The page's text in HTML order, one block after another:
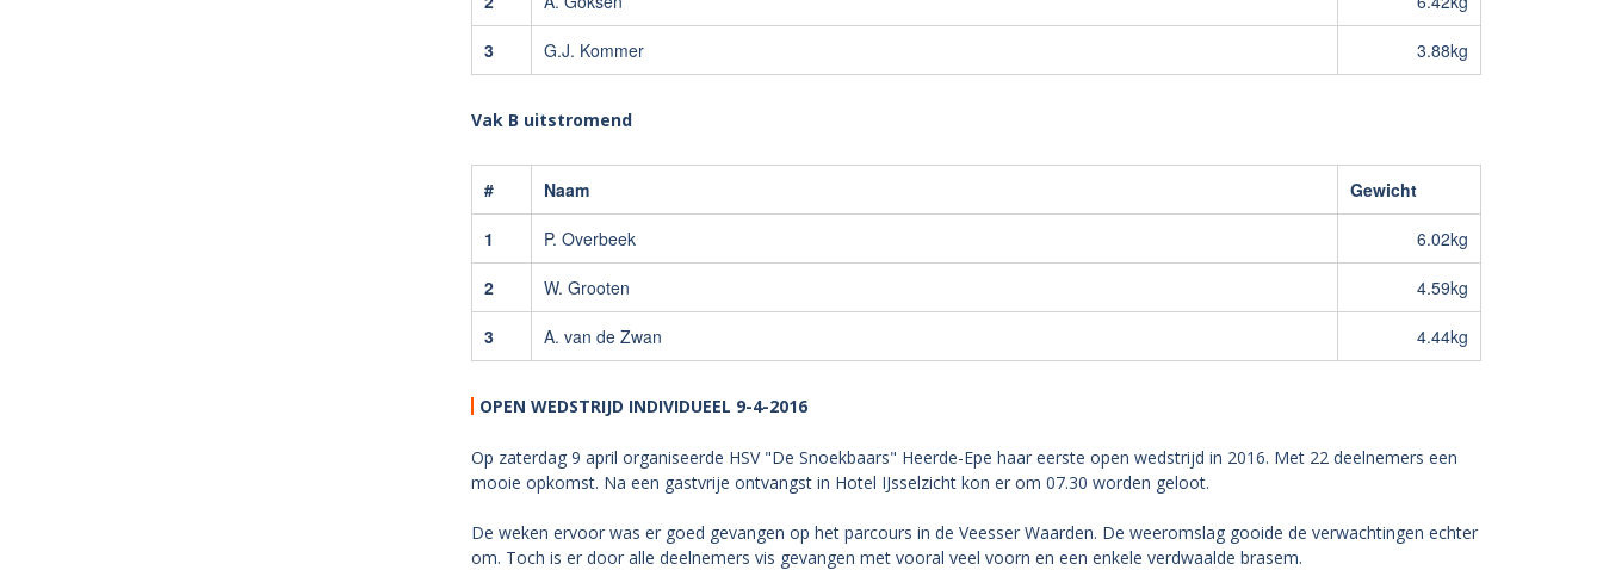
3 G.J. Kommer 3.88kg
Vak B uitstromend
# Naam Gewicht
1 P. Overbeek 6.02kg
2 W. Grooten 4.59kg
3 A. van de Zwan 4.44kg
OPEN WEDSTRIJD INDIVIDUEEL 9-4-2016
Op zaterdag 9 april organiseerde HSV "De Snoekbaars" Heerde-Epe haar eerste open wedstrijd in 2016. Met 22 deelnemers een
mooie opkomst. Na een gastvrije ontvangst in Hotel IJsselzicht kon er om 07.30 worden geloot.
De weken ervoor was er goed gevangen op het parcours in de Veesser Waarden. De weeromslag gooide de verwachtingen echter
om. Toch is er door alle deelnemers vis gevangen met vooral veel voorn en een enkele verdwaalde brasem.